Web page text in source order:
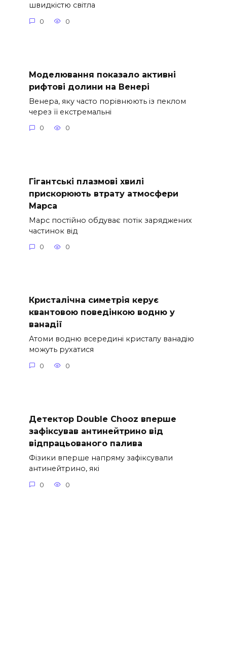
швидкістю світла
0 0
Моделювання показало активні
рифтові долини на Венері
Венера, яку часто порівнюють із пеклом
через її екстремальні
0 0
Гігантські плазмові хвилі
прискорюють втрату атмосфери
Марса
Марс постійно обдуває потік заряджених
частинок від
0 0
Кристалічна симетрія керує
квантовою поведінкою водню у
ванадії
Атоми водню всередині кристалу ванадію
можуть рухатися
0 0
Детектор Double Chooz вперше
зафіксував антинейтрино від
відпрацьованого палива
Фізики вперше напряму зафіксували
антинейтрино, які
0 0